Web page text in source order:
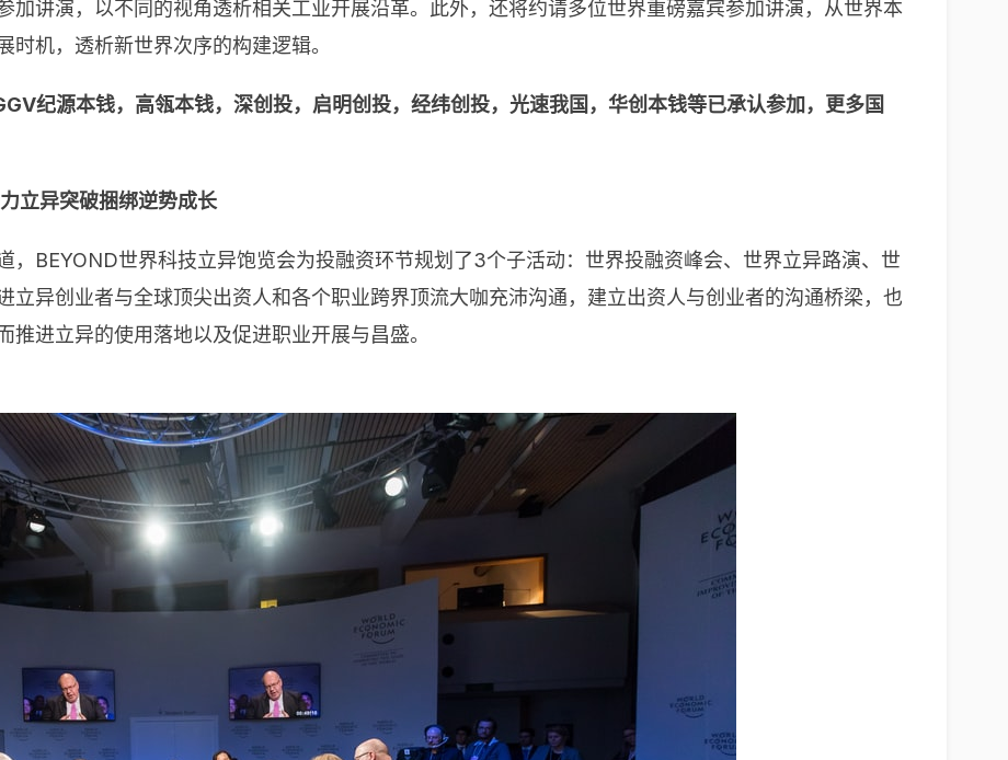
加讲演，以不同的视角透析相关工业开展沿革。此外，还将约请多位世界重磅嘉宾参加讲演，从世界本
机，透析新世界次序的构建逻辑。
纪源本钱，高瓴本钱，深创投，启明创投，经纬创投，光速我国，华创本钱等已承认参加，更多国
立异突破捆绑逆势成长
，BEYOND世界科技立异饱览会为投融资环节规划了3个子活动：世界投融资峰会、世界立异路演、世
立异创业者与全球顶尖出资人和各个职业跨界顶流大咖充沛沟通，建立出资人与创业者的沟通桥梁，也
进立异的使用落地以及促进职业开展与昌盛。